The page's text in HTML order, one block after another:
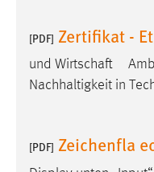
[PDF] Zertifikat -
und Wirtschaft
Nachhaltigkeit in
[PDF] Zeichenfla